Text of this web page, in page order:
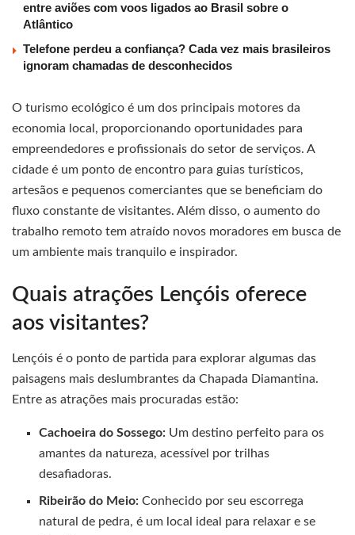
entre aviões com voos ligados ao Brasil sobre o
Atlântico
Telefone perdeu a confiança? Cada vez mais brasileiros
ignoram chamadas de desconhecidos
O turismo ecológico é um dos principais motores da
economia local, proporcionando oportunidades para
empreendedores e profissionais do setor de serviços. A
cidade é um ponto de encontro para guias turísticos,
artesãos e pequenos comerciantes que se beneficiam do
fluxo constante de visitantes. Além disso, o aumento do
trabalho remoto tem atraído novos moradores em busca de
um ambiente mais tranquilo e inspirador.
Quais atrações Lençóis oferece
aos visitantes?
Lençóis é o ponto de partida para explorar algumas das
paisagens mais deslumbrantes da Chapada Diamantina.
Entre as atrações mais procuradas estão:
Cachoeira do Sossego: Um destino perfeito para os
amantes da natureza, acessível por trilhas
desafiadoras.
Ribeirão do Meio: Conhecido por seu escorrega
natural de pedra, é um local ideal para relaxar e se